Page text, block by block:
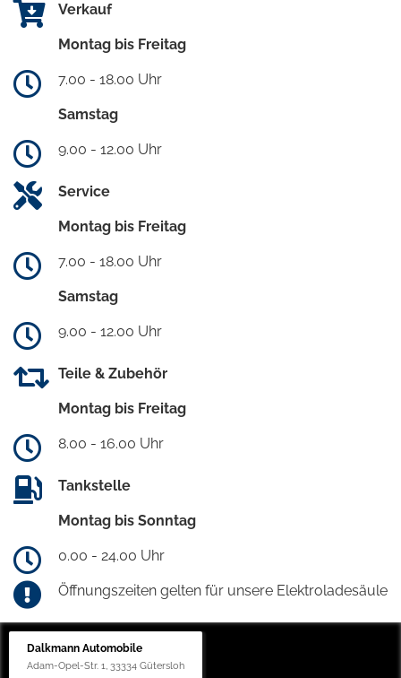
Verkauf
Montag bis Freitag
7.00 - 18.00 Uhr
Samstag
9.00 - 12.00 Uhr
Service
Montag bis Freitag
7.00 - 18.00 Uhr
Samstag
9.00 - 12.00 Uhr
Teile & Zubehör
Montag bis Freitag
8.00 - 16.00 Uhr
Tankstelle
Montag bis Sonntag
0.00 - 24.00 Uhr
Öffnungszeiten gelten für unsere Elektroladesäule
Dalkmann Automobile
Adam-Opel-Str. 1, 33334 Gütersloh